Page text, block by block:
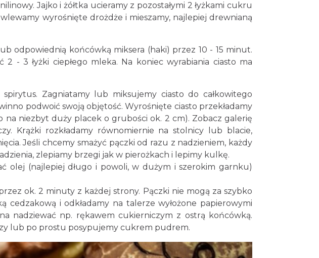
Jajko i żółtka ucieramy z pozostałymi 2 łyżkami cukru
wyrośnięte drożdże i mieszamy, najlepiej drewnianą
odpowiednią końcówką miksera (haki) przez 10 - 15 minut.
- 3 łyżki ciepłego mleka. Na koniec wyrabiania ciasto ma
Zagniatamy lub miksujemy ciasto do całkowitego
podwoić swoją objętość. Wyrośnięte ciasto przekładamy
niezbyt duży placek o grubości ok. 2 cm). Zobacz galerię
Krążki rozkładamy równomiernie na stolnicy lub blacie,
Jeśli chcemy smażyć pączki od razu z nadzieniem, każdy
zlepiamy brzegi jak w pierożkach i lepimy kulkę.
olej (najlepiej długo i powoli, w dużym i szerokim garnku)
ok. 2 minuty z każdej strony. Pączki nie mogą za szybko
cedzakową i odkładamy na talerze wyłożone papierowymi
nadziewać np. rękawem cukierniczym z ostrą końcówką.
lub po prostu posypujemy cukrem pudrem.